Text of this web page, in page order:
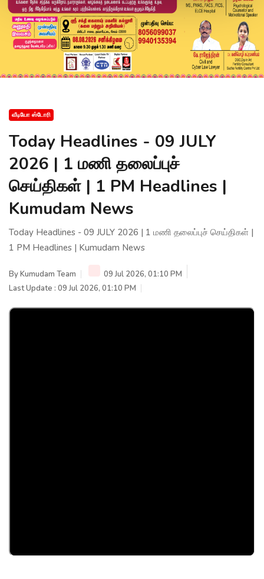
வீடியோ ஸ்டோரி
Today Headlines - 09 JULY
2026 | 1 மணி தலைப்புச்
செய்திகள் | 1 PM Headlines |
Kumudam News
Today Headlines - 09 JULY 2026 | 1 மணி தலைப்புச் செய்திகள் |
1 PM Headlines | Kumudam News
ByKumudam Team
09 Jul 2026, 01:10 PM
Last Update : 09 Jul 2026, 01:10 PM